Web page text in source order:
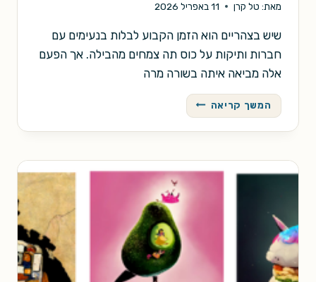
מאת: טל קרן 11 באפריל 2026
שיש בצהריים הוא הזמן הקבוע לבלות בנעימים עם
חברות ותיקות על כוס תה צמחים מהבילה. אך הפעם
אלה מביאה איתה בשורה מרה
המשך קריאה שישי
בצהריים
עם
והבנות